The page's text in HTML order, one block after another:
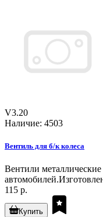
V3.20
Наличие: 4503
Вентиль для б/к колеса
Вентили
115 р.
Купить